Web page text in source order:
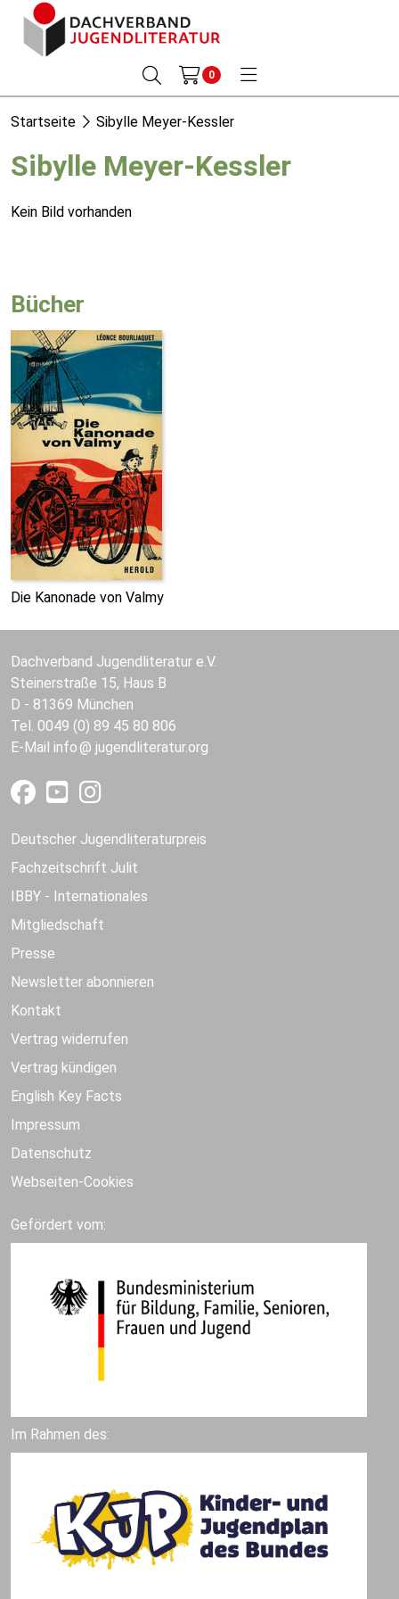
0
Startseite Sibylle Meyer-Kessler
Sibylle Meyer-Kessler
Kein Bild vorhanden
Bücher
Die Kanonade von Valmy
Dachverband Jugendliteratur e.V.
Steinerstraße 15, Haus B
D - 81369 München
Tel. 0049 (0) 89 45 80 806
E-Mail info jugendliteratur.org
Deutscher Jugendliteraturpreis
Fachzeitschrift Julit
IBBY - Internationales
Mitgliedschaft
Presse
Newsletter abonnieren
Kontakt
Vertrag widerrufen
Vertrag kündigen
English Key Facts
Impressum
Datenschutz
Webseiten-Cookies
Gefördert vom:
Im Rahmen des: